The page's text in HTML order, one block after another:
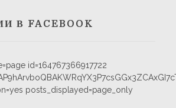
В FACEBOOK
id=164767366917722
posts_displayed=page_only